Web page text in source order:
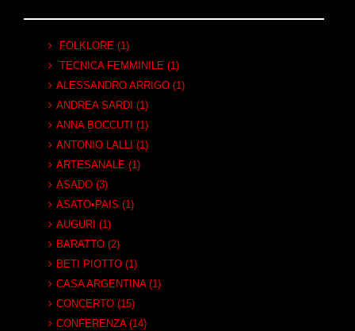
FOLKLORE (1)
TECNICA FEMMINILE (1)
ALESSANDRO ARRIGO (1)
ANDREA SARDI (1)
ANNA BOCCUTI (1)
ANTONIO LALLI (1)
ARTESANALE (1)
ASADO (3)
ASATO•PAIS (1)
AUGURI (1)
BARATTO (2)
BETI PIOTTO (1)
CASA ARGENTINA (1)
CONCERTO (15)
CONFERENZA (14)